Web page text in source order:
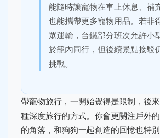
能隨時讓寵物在車上休息、補
也能攜帶更多寵物用品。若非
眾運輸，台鐵部分班次允許小
於籠內同行，但後續景點接駁
挑戰。
帶寵物旅行，一開始覺得是限制，後
種深度旅行的方式。你會更關注戶外
的角落，和狗狗一起創造的回憶也特